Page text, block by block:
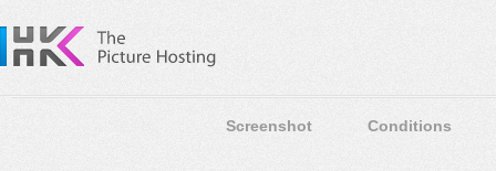
Screenshot Conditions